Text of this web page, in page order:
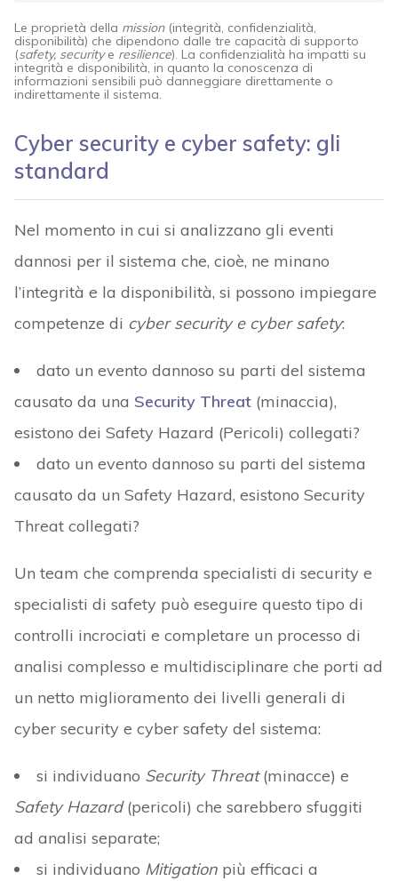
Le proprietà della mission(integrità, confidenzialità,
disponibilità) che dipendono dalle tre capacità di supporto
(safety, securitye resilience). La confidenzialità ha impatti su
integrità e disponibilità, in quanto la conoscenza di
informazioni sensibili può danneggiare direttamente o
indirettamente il sistema.
Cyber security e cyber safety: gli
standard
Nel momento in cui si analizzano gli eventi
dannosi per il sistema che, cioè, ne minano
l’integrità e la disponibilità, si possono impiegare
competenze di cyber security e cyber safety:
dato un evento dannoso su parti del sistema
causato da una Security Threat(minaccia),
esistono dei Safety Hazard (Pericoli) collegati?
dato un evento dannoso su parti del sistema
causato da un Safety Hazard, esistono Security
Threat collegati?
Un team che comprenda specialisti di security e
specialisti di safety può eseguire questo tipo di
controlli incrociati e completare un processo di
analisi complesso e multidisciplinare che porti ad
un netto miglioramento dei livelli generali di
cyber security e cyber safety del sistema:
si individuano Security Threat(minacce) e
Safety Hazard(pericoli) che sarebbero sfuggiti
ad analisi separate;
si individuano Mitigationpiù efficaci a